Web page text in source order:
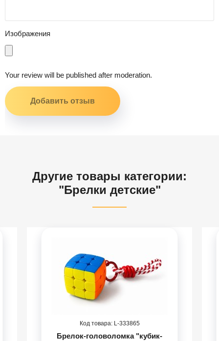
Изображения
Your review will be published after moderation.
Другие товары категории:
"Брелки детские"
333865
Брелок-головоломка "кубик-